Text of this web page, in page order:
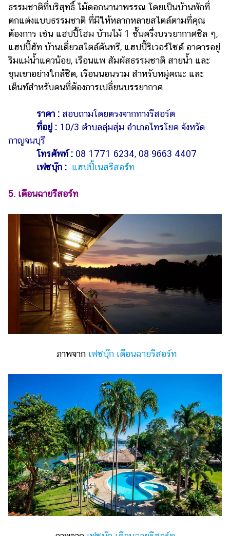
ธรรมชาติที่บริสุทธิ์ ไม้ดอกนานาพรรณ โดยเป็นบ้านพักที่
ตกแต่งแบบธรรมชาติ ที่มีให้หลากหลายสไตล์ตามที่คุณ
ต้องการ เช่น แฮปปี้โฮม บ้านไม้ 1 ชั้นครึ่งบรรยากาศชิล ๆ,
แฮปปี้ฮัท บ้านเดี่ยวสไตล์คันทรี, แฮปปี้ริเวอร์ไซด์ อาคารอยู่
ริมแม่น้ำแควน้อย, เรือนแพ สัมผัสธรรมชาติ สายน้ำ และ
ขุนเขาอย่างใกล้ชิด, เรือนนอนรวม สำหรับหมู่คณะ และ
เต็นท์สำหรับคนที่ต้องการเปลี่ยนบรรยากาศ
ราคา : สอบถามโดยตรงจากทางรีสอร์ต
ที่อยู่ : 10/3 ตำบลลุ่มสุ่ม อำเภอไทรโยค จังหวัด
กาญจนบุรี
โทรศัพท์ : 08 1771 6234, 08 9663 4407
เฟซบุ๊ก : แฮปปี้เนสรีสอร์ท
5. เดือนฉายรีสอร์ท
ภาพจาก เฟซบุ๊ก เดือนฉายรีสอร์ท